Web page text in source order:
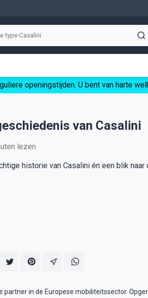
openingstijden. U bent van harte
van Casalini
lezen
historie van Casalini én een blik
in de Europese mobiliteitssector.